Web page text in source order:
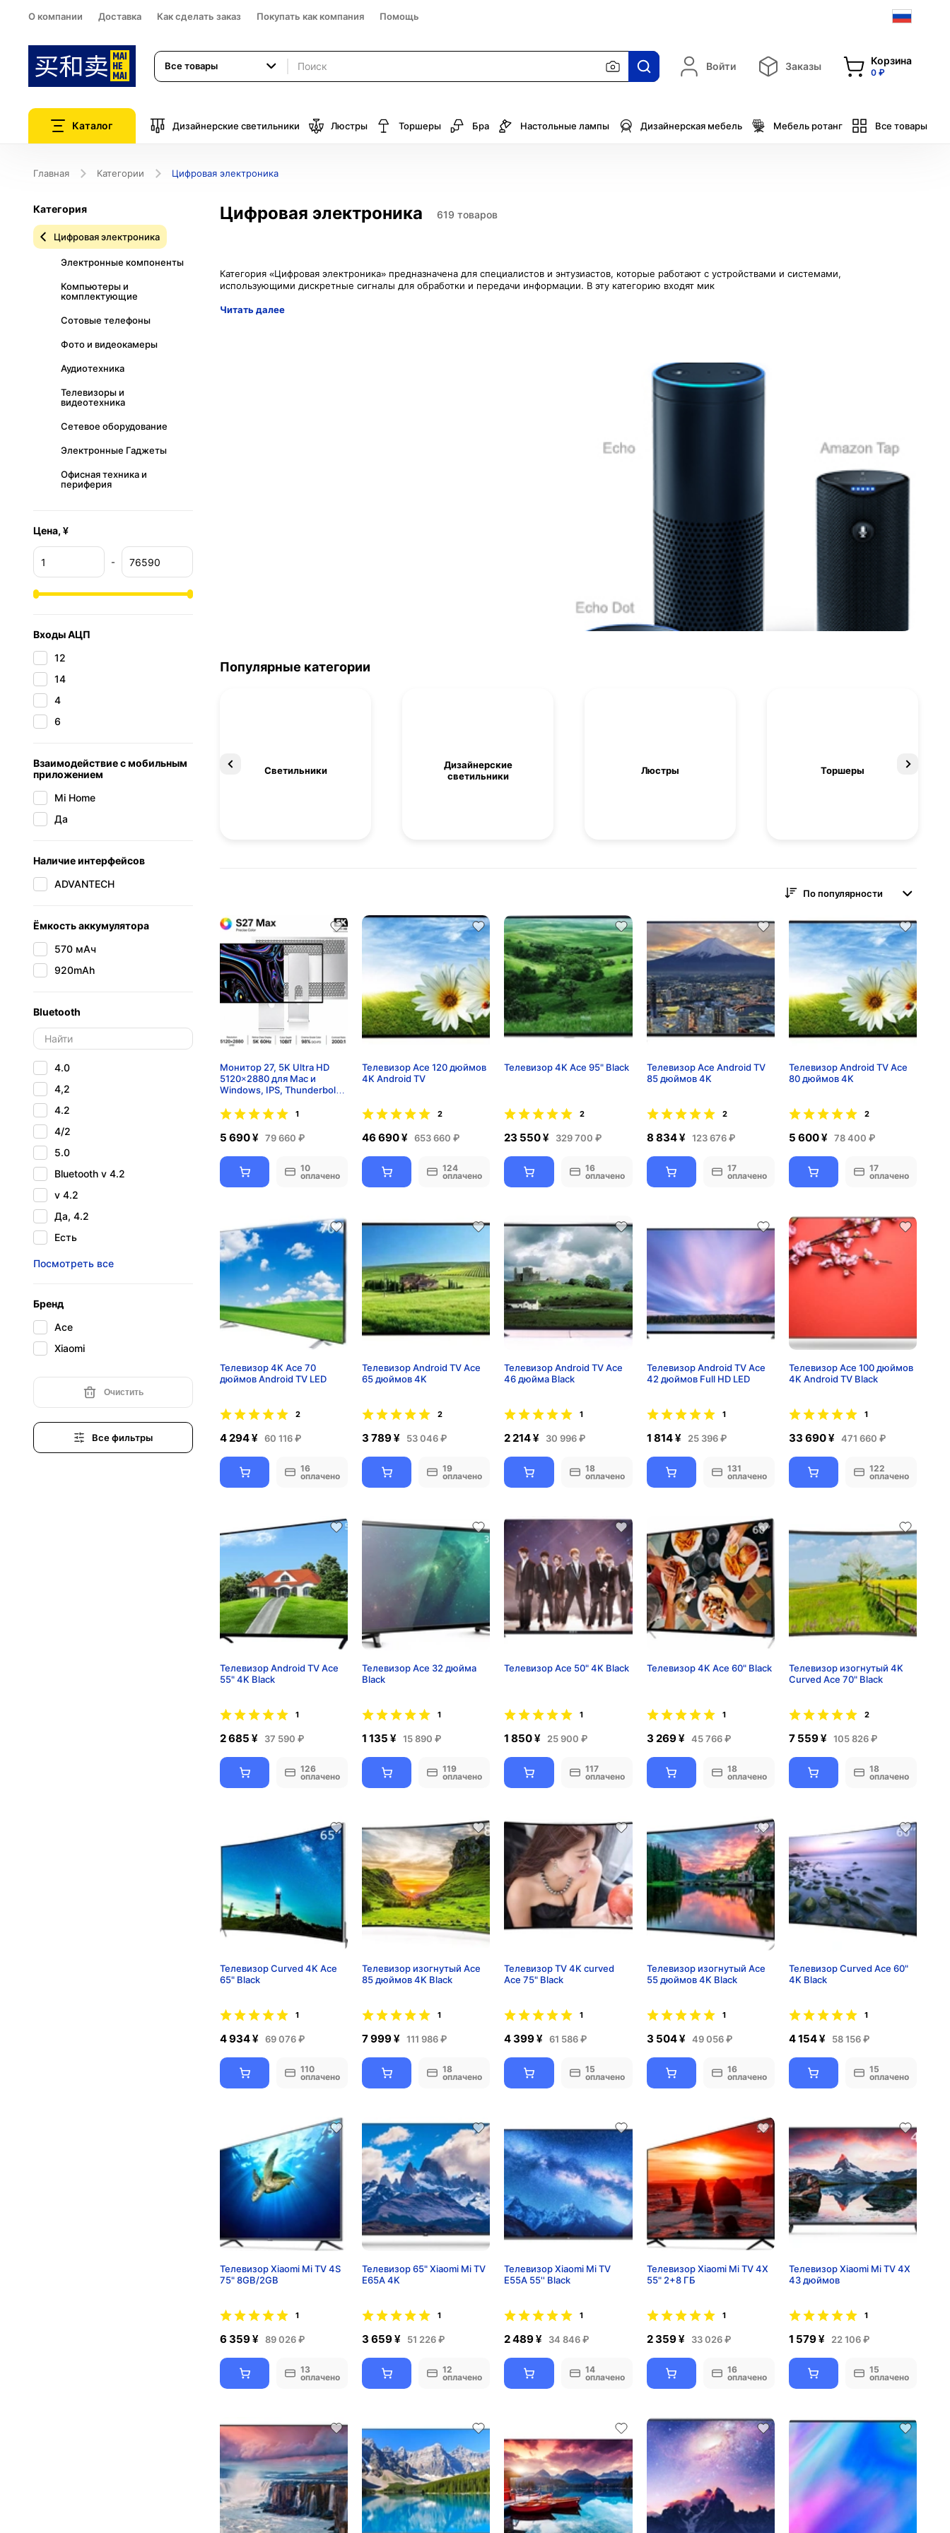
О компании Доставка Как сделать заказ Покупать как компания Помощь
Все товары Войти Заказы Корзина
0 ₽
Каталог Дизайнерские светильники Люстры Торшеры Бра Настольные лампы Дизайнерская мебель Мебель ротанг Все товары
Главная Категории Цифровая электроника
Категория
Цифровая электроника
Электронные компоненты
Компьютеры и
комплектующие
Сотовые телефоны
Фото и видеокамеры
Аудиотехника
Телевизоры и
видеотехника
Сетевое оборудование
Электронные Гаджеты
Офисная техника и
периферия
Цена, ¥
-
Входы АЦП
12
14
4
6
Взаимодействие с мобильным
приложением
Mi Home
Да
Наличие интерфейсов
ADVANTECH
Ёмкость аккумулятора
570 мАч
920mAh
Bluetooth
4.0
4,2
4.2
4/2
5.0
Bluetooth v 4.2
v 4.2
Да, 4.2
Есть
Посмотреть все
Бренд
Ace
Xiaomi
Очистить
Все фильтры
Цифровая электроника 619 товаров
Категория «Цифровая электроника» предназначена для специалистов и энтузиастов, которые работают с устройствами и системами,
Читать далее
Популярные категории
Освещение Светильники
Дизайнерские
светильники
Люстры Торшеры
По популярности
Монитор 27, 5K Ultra HD
5120×2880 для Mac и
Windows, IPS, Thunderbolt,
1
5 690 ¥ 79 660 ₽
10
оплачено
Телевизор Ace 120 дюймов
4K Android TV
2
46 690 ¥ 653 660 ₽
124
оплачено
Телевизор 4K Ace 95" Black
2
23 550 ¥ 329 700 ₽
16
оплачено
Телевизор Ace Android TV
85 дюймов 4K
2
8 834 ¥ 123 676 ₽
17
оплачено
Телевизор Android TV Ace
80 дюймов 4K
2
5 600 ¥ 78 400 ₽
17
оплачено
Телевизор 4K Ace 70
дюймов Android TV LED
2
4 294 ¥ 60 116 ₽
16
оплачено
Телевизор Android TV Ace
65 дюймов 4K
2
3 789 ¥ 53 046 ₽
19
оплачено
Телевизор Android TV Ace
46 дюйма Black
1
2 214 ¥ 30 996 ₽
18
оплачено
Телевизор Android TV Ace
42 дюймов Full HD LED
1
1 814 ¥ 25 396 ₽
131
оплачено
Телевизор Ace 100 дюймов
4K Android TV Black
1
33 690 ¥ 471 660 ₽
122
оплачено
Телевизор Android TV Ace
55" 4K Black
1
2 685 ¥ 37 590 ₽
126
оплачено
Телевизор Ace 32 дюйма
Black
1
1 135 ¥ 15 890 ₽
119
оплачено
Телевизор Ace 50" 4K Black
1
1 850 ¥ 25 900 ₽
117
оплачено
Телевизор 4K Ace 60" Black
1
3 269 ¥ 45 766 ₽
18
оплачено
Телевизор изогнутый 4K
Curved Ace 70" Black
2
7 559 ¥ 105 826 ₽
18
оплачено
Телевизор Curved 4K Ace
65" Black
1
4 934 ¥ 69 076 ₽
110
оплачено
Телевизор изогнутый Ace
85 дюймов 4K Black
1
7 999 ¥ 111 986 ₽
18
оплачено
Телевизор TV 4K curved
Ace 75" Black
1
4 399 ¥ 61 586 ₽
15
оплачено
Телевизор изогнутый Ace
55 дюймов 4K Black
1
3 504 ¥ 49 056 ₽
16
оплачено
Телевизор Curved Ace 60"
4K Black
1
4 154 ¥ 58 156 ₽
15
оплачено
Телевизор Xiaomi Mi TV 4S
75" 8GB/2GB
1
6 359 ¥ 89 026 ₽
13
оплачено
Телевизор 65" Xiaomi Mi TV
E65A 4K
1
3 659 ¥ 51 226 ₽
12
оплачено
Телевизор Xiaomi Mi TV
Е55А 55'' Black
1
2 489 ¥ 34 846 ₽
14
оплачено
Телевизор Xiaomi Mi TV 4X
55" 2+8 ГБ
1
2 359 ¥ 33 026 ₽
16
оплачено
Телевизор Xiaomi Mi TV 4X
43 дюймов
1
1 579 ¥ 22 106 ₽
15
оплачено